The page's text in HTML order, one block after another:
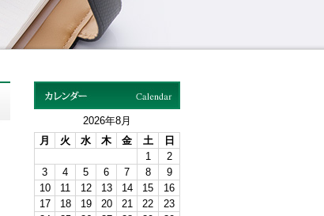
2026年8月
月
火 水 木 金 土 日
1
2
3
4 5 6 7 8
9
10
11 12 13 14 15
16
17
18 19 20 21 22
23